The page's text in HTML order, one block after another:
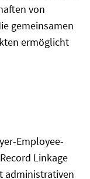
von
gemeinsamen
ermöglicht
Employee-
Linkage
administrativen